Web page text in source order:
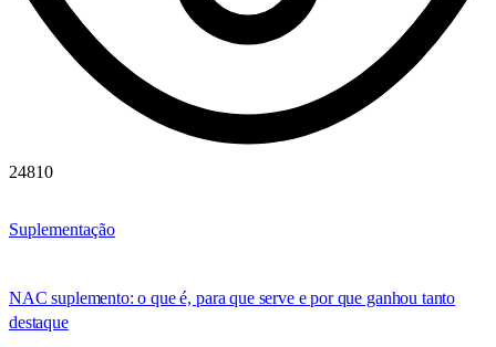
24810
Suplementação
NAC suplemento: o que é, para que serve e por que ganhou tanto
destaque